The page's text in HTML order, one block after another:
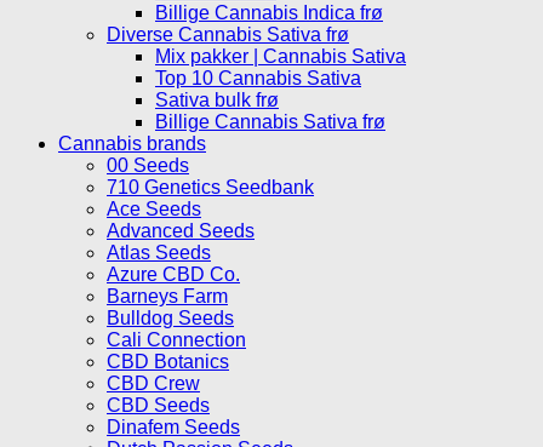
Billige Cannabis Indica frø
Diverse Cannabis Sativa frø
Mix pakker | Cannabis Sativa
Top 10 Cannabis Sativa
Sativa bulk frø
Billige Cannabis Sativa frø
Cannabis brands
00 Seeds
710 Genetics Seedbank
Ace Seeds
Advanced Seeds
Atlas Seeds
Azure CBD Co.
Barneys Farm
Bulldog Seeds
Cali Connection
CBD Botanics
CBD Crew
CBD Seeds
Dinafem Seeds